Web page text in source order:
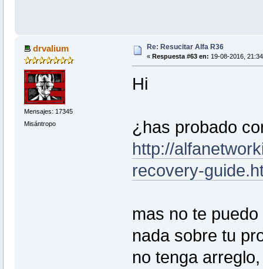
drvalium
Mensajes: 17345
Misántropo
Re: Resucitar Alfa R36
« Respuesta #63 en: 19-08-2016,
Hi
¿has probado
http://
recovery-
mas no te
nada sobre tu
no tenga